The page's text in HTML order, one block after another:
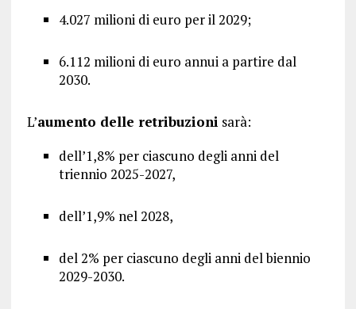
4.027 milioni di euro per il 2029;
6.112 milioni di euro annui a partire dal
2030.
L’aumento delle retribuzioni sarà:
dell’1,8% per ciascuno degli anni del
triennio 2025-2027,
dell’1,9% nel 2028,
del 2% per ciascuno degli anni del biennio
2029-2030.